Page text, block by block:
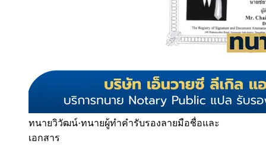
ทนายวิวัฒน์·ทนายผู้ทำคำรับรองลายมือชื่อและ
เอกสาร